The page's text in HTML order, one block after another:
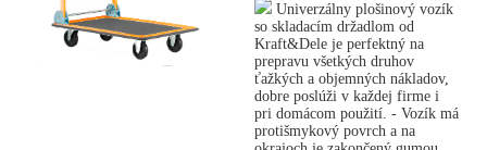
Univerzálny plošinový vozík
so skladacím držadlom od
Kraft&Dele je perfektný na
prepravu všetkých druhov
ťažkých a objemných nákladov,
dobre poslúži v každej firme i
pri domácom použití. - Vozík má
protišmykový povrch a na